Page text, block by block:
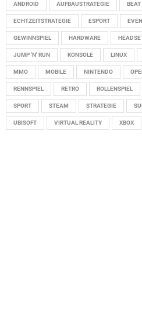
ANDROID AUFBAUSTRATEGIE
ECHTZEITSTRATEGIE ESPORT
GEWINNSPIEL HARDWARE
JUMP 'N' RUN KONSOLE LINUX
MMO MOBILE NINTENDO
RENNSPIEL RETRO ROLLENSPIEL
SPORT STEAM STRATEGIE
UBISOFT VIRTUAL REALITY XBOX